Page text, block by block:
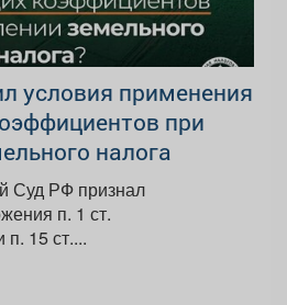
условия применения
при
налога
Суд РФ признал
п. 1 ст.
15 ст....